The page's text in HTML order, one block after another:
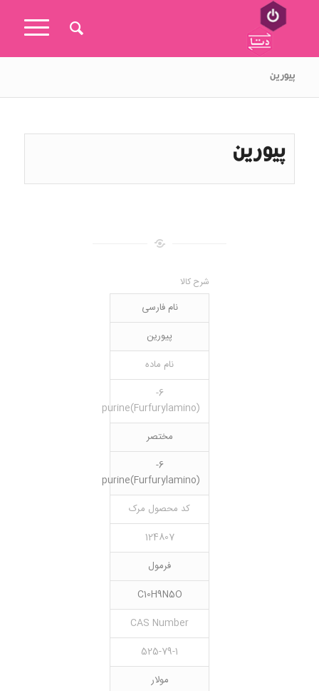
پیورین
پیورین
شرح کالا
نام فارسی
پیورین
نام ماده
6-
(Furfurylamino)purine
مختصر
6-
(Furfurylamino)purine
کد محصول مرک
124807
فرمول
C10H9N5O
CAS Number
525-79-1
مولار